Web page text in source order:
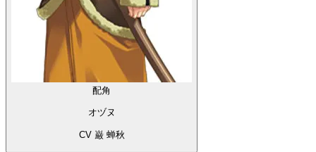
配角
オヅヌ
CV 巌 蝉秋